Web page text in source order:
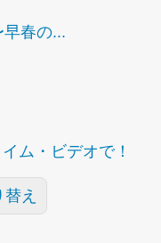
早春の...
ム・ビデオで！
え